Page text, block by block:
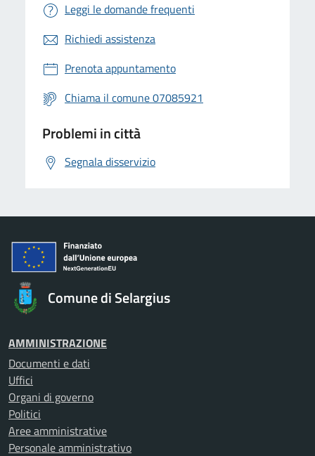
Leggi le domande frequenti
Richiedi assistenza
Prenota appuntamento
Chiama il comune 07085921
Problemi in città
Segnala disservizio
Comune di Selargius
AMMINISTRAZIONE
Documenti e dati
Uffici
Organi di governo
Politici
Aree amministrative
Personale amministrativo